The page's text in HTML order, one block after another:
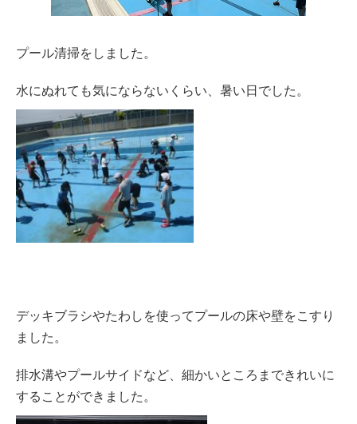
プール清掃をしました。
水にぬれても気にならないくらい、暑い日でした。
デッキブラシやたわしを使ってプールの床や壁をこすり
ました。
排水溝やプールサイドなど、細かいところまできれいに
することができました。